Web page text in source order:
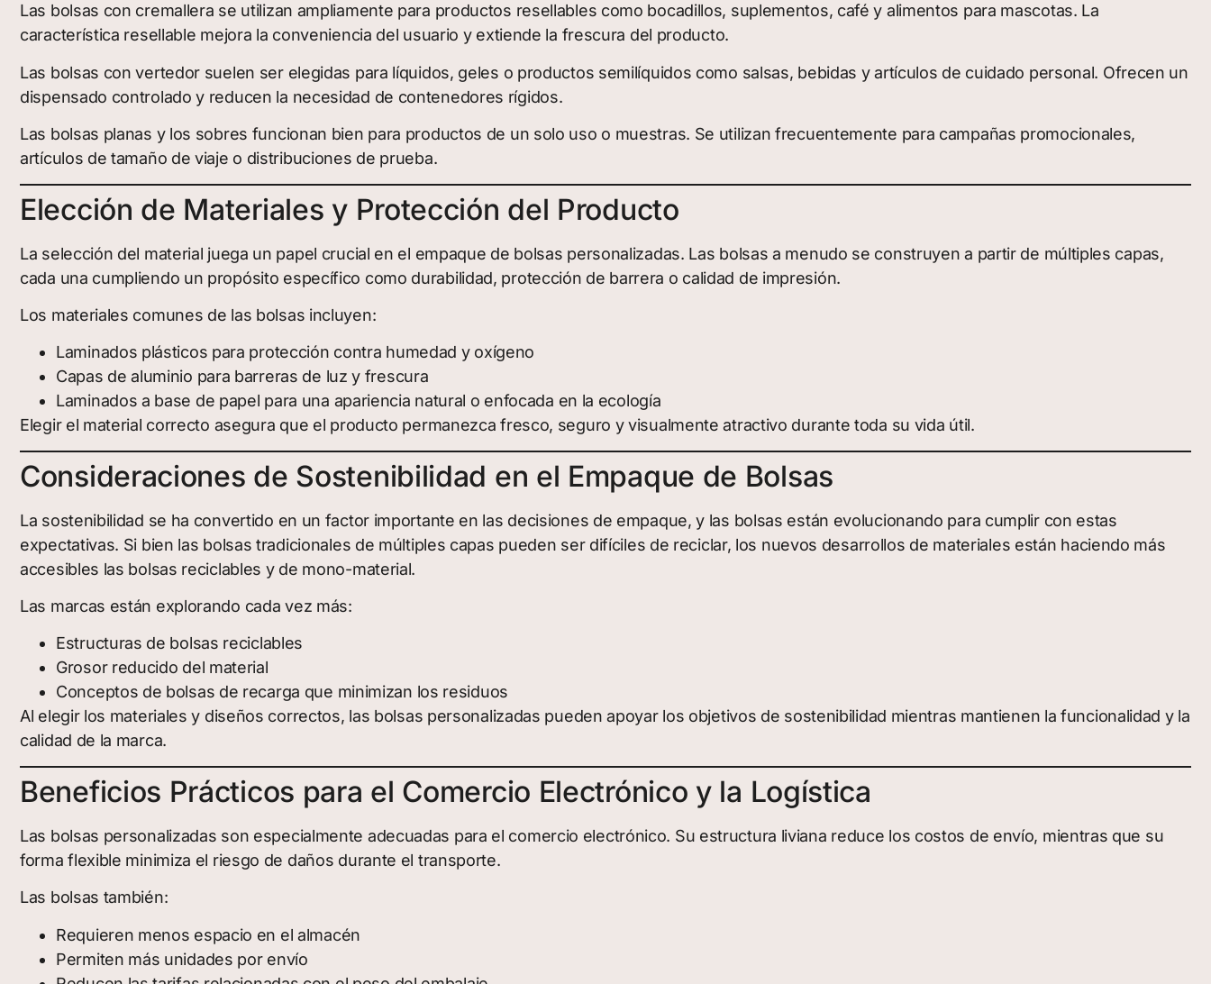
Las bolsas con cremallera se utilizan ampliamente para productos resellables como bocadillos, suplementos, café y alimentos para mascotas. La
característica resellable mejora la conveniencia del usuario y extiende la frescura del producto.
Las bolsas con vertedor suelen ser elegidas para líquidos, geles o productos semilíquidos como salsas, bebidas y artículos de cuidado personal. Ofrecen un
dispensado controlado y reducen la necesidad de contenedores rígidos.
Las bolsas planas y los sobres funcionan bien para productos de un solo uso o muestras. Se utilizan frecuentemente para campañas promocionales,
artículos de tamaño de viaje o distribuciones de prueba.
Elección de Materiales y Protección del Producto
La selección del material juega un papel crucial en el empaque de bolsas personalizadas. Las bolsas a menudo se construyen a partir de múltiples capas,
cada una cumpliendo un propósito específico como durabilidad, protección de barrera o calidad de impresión.
Los materiales comunes de las bolsas incluyen:
Laminados plásticos para protección contra humedad y oxígeno
Capas de aluminio para barreras de luz y frescura
Laminados a base de papel para una apariencia natural o enfocada en la ecología
Elegir el material correcto asegura que el producto permanezca fresco, seguro y visualmente atractivo durante toda su vida útil.
Consideraciones de Sostenibilidad en el Empaque de Bolsas
La sostenibilidad se ha convertido en un factor importante en las decisiones de empaque, y las bolsas están evolucionando para cumplir con estas
expectativas. Si bien las bolsas tradicionales de múltiples capas pueden ser difíciles de reciclar, los nuevos desarrollos de materiales están haciendo más
accesibles las bolsas reciclables y de mono-material.
Las marcas están explorando cada vez más:
Estructuras de bolsas reciclables
Grosor reducido del material
Conceptos de bolsas de recarga que minimizan los residuos
Al elegir los materiales y diseños correctos, las bolsas personalizadas pueden apoyar los objetivos de sostenibilidad mientras mantienen la funcionalidad y la
calidad de la marca.
Beneficios Prácticos para el Comercio Electrónico y la Logística
Las bolsas personalizadas son especialmente adecuadas para el comercio electrónico. Su estructura liviana reduce los costos de envío, mientras que su
forma flexible minimiza el riesgo de daños durante el transporte.
Las bolsas también:
Requieren menos espacio en el almacén
Permiten más unidades por envío